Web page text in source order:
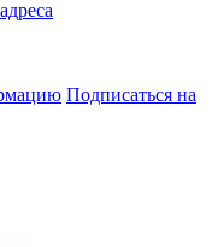
Подписаться на